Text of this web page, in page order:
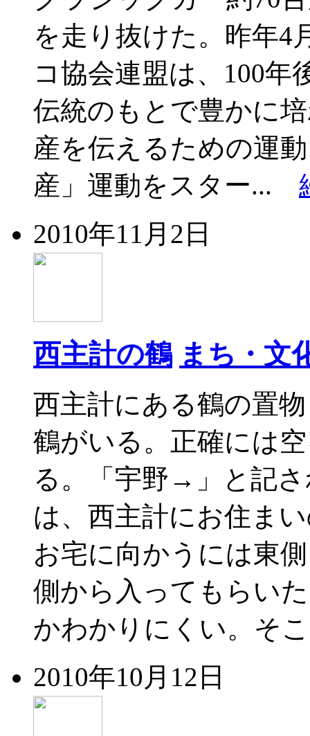
を走り抜けた。昨年4
コ協会連盟は、100年
伝統のもとで豊かに
産を伝えるための運
産」運動をスター...
2010年11月2日
西主計の鶴 まち・文
西主計にある鶴の置
鶴がいる。正確には
る。「宇野→」と記
は、西主計にお住ま
お宅に向かうには東
側から入ってもらい
かわかりにくい。そ
2010年10月12日